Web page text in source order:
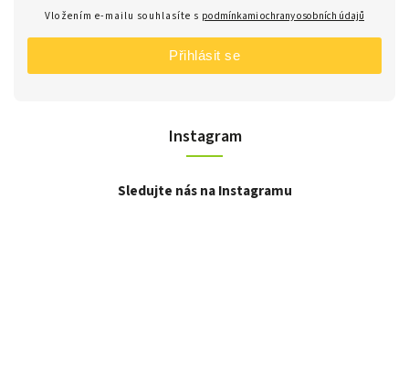
Instagram
Sledujte nás na Instagramu
Vložením e-mailu souhlasíte s podmínkami ochrany osobních údajů
Přihlásit se